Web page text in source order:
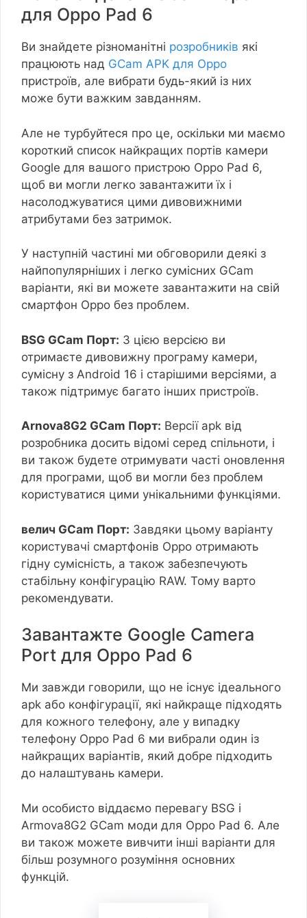
для Oppo Pad 6
Ви знайдете різноманітні розробників які
працюють над GCam APK для Oppo
пристроїв, але вибрати будь-який із них
може бути важким завданням.
Але не турбуйтеся про це, оскільки ми маємо
короткий список найкращих портів камери
Google для вашого пристрою Oppo Pad 6,
щоб ви могли легко завантажити їх і
насолоджуватися цими дивовижними
атрибутами без затримок.
У наступній частині ми обговорили деякі з
найпопулярніших і легко сумісних GCam
варіанти, які ви можете завантажити на свій
смартфон Oppo без проблем.
BSG GCam Порт: З цією версією ви
отримаєте дивовижну програму камери,
сумісну з Android 16 і старішими версіями, а
також підтримує багато інших пристроїв.
Arnova8G2 GCam Порт: Версії apk від
розробника досить відомі серед спільноти, і
ви також будете отримувати часті оновлення
для програми, щоб ви могли без проблем
користуватися цими унікальними функціями.
велич GCam Порт: Завдяки цьому варіанту
користувачі смартфонів Oppo отримають
гідну сумісність, а також забезпечують
стабільну конфігурацію RAW. Тому варто
рекомендувати.
Завантажте Google Camera
Port для Oppo Pad 6
Ми завжди говорили, що не існує ідеального
apk або конфігурації, які найкраще підходять
для кожного телефону, але у випадку
телефону Oppo Pad 6 ми вибрали один із
найкращих варіантів, який добре підходить
до налаштувань камери.
Ми особисто віддаємо перевагу BSG і
Armova8G2 GCam моди для Oppo Pad 6. Але
ви також можете вивчити інші варіанти для
більш розумного розуміння основних
функцій.